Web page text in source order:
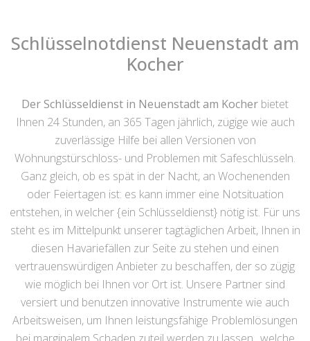
Schlüsselnotdienst Neuenstadt am
Kocher
Der Schlüsseldienst in Neuenstadt am Kocher bietet
Ihnen 24 Stunden, an 365 Tagen jährlich, zügige wie auch
zuverlässige Hilfe bei allen Versionen von
Wohnungstürschloss- und Problemen mit Safeschlüsseln.
Ganz gleich, ob es spät in der Nacht, an Wochenenden
oder Feiertagen ist: es kann immer eine Notsituation
entstehen, in welcher {ein Schlüsseldienst} nötig ist. Für uns
steht es im Mittelpunkt unserer tagtäglichen Arbeit, Ihnen in
diesen Havariefällen zur Seite zu stehen und einen
vertrauenswürdigen Anbieter zu beschaffen, der so zügig
wie möglich bei Ihnen vor Ort ist. Unsere Partner sind
versiert und benutzen innovative Instrumente wie auch
Arbeitsweisen, um Ihnen leistungsfähige Problemlösungen